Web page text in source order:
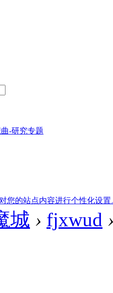
-研究专题
您的站点内容进行个性化设置
城 › fjxwud